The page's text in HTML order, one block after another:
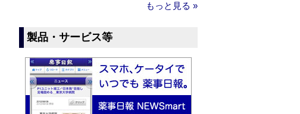
もっと見る »
製品・サービス等